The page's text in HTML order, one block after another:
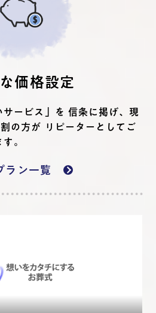
価格設定
サービス」を 信条に掲げ、現
の方が リピーターとしてご
。
ラン一覧